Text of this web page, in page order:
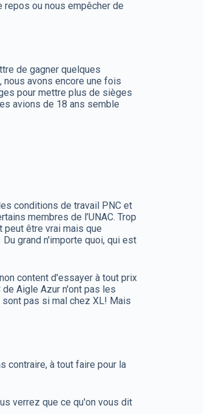
ou nous empêcher de
de gagner quelques
avons encore une fois
pour mettre plus de sièges
avions de 18 ans semble
conditions de travail PNC et
membres de l’UNAC. Trop
être vrai mais que
grand n'importe quoi, qui est
content d'essayer à tout prix
Aigle Azur n'ont pas les
pas si mal chez XL! Mais
contraire, à tout faire pour la
verrez que ce qu'on vous dit